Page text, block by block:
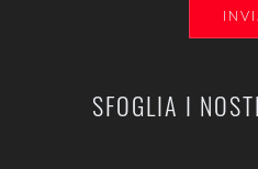
SFOGLIA I